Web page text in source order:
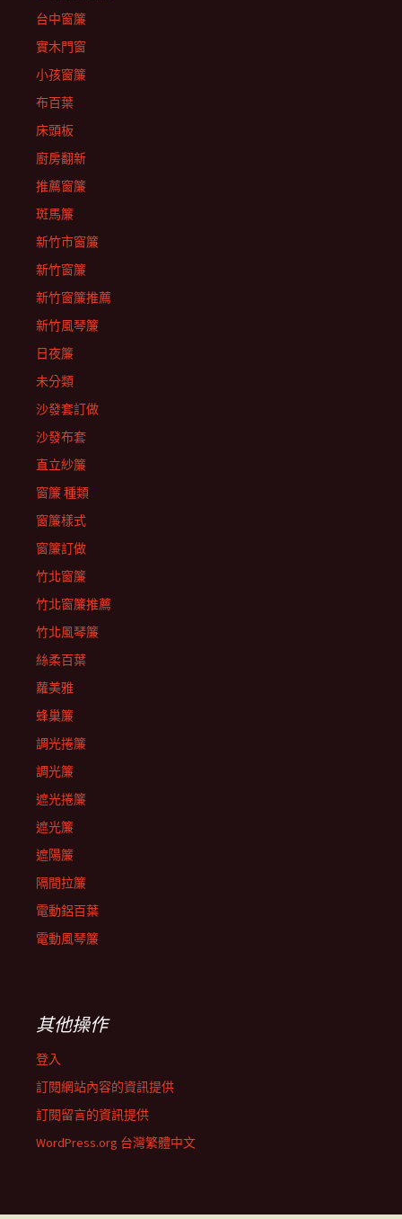
台中窗簾
實木門窗
小孩窗簾
布百葉
床頭板
廚房翻新
推薦窗簾
斑馬簾
新竹市窗簾
新竹窗簾
新竹窗簾推薦
新竹風琴簾
日夜簾
未分類
沙發套訂做
沙發布套
直立紗簾
窗簾 種類
窗簾樣式
窗簾訂做
竹北窗簾
竹北窗簾推薦
竹北風琴簾
絲柔百葉
蘿美雅
蜂巢簾
調光捲簾
調光簾
遮光捲簾
遮光簾
遮陽簾
隔間拉簾
電動鋁百葉
電動風琴簾
其他操作
登入
訂閱網站內容的資訊提供
訂閱留言的資訊提供
WordPress.org 台灣繁體中文